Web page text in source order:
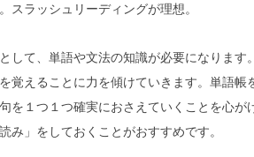
スラッシュリーディングが理想。
して、単語や文法の知識が必要になります
覚えることに力を傾けていきます。単語帳
を１つ１つ確実におさえていくことを心が
み」をしておくことがおすすめです。